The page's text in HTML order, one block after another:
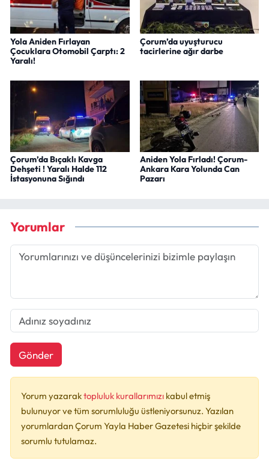
Yola Aniden Fırlayan
Çocuklara Otomobil Çarptı: 2
Yaralı!
Çorum’da uyuşturucu
tacirlerine ağır darbe
Çorum’da Bıçaklı Kavga
Dehşeti ! Yaralı Halde 112
İstasyonuna Sığındı
Aniden Yola Fırladı! Çorum-
Ankara Kara Yolunda Can
Pazarı
Yorumlar
Gönder
Yorum yazaraktopluluk kurallarımızı kabul etmiş
bulunuyor ve tüm sorumluluğu üstleniyorsunuz. Yazılan
yorumlardan Çorum Yayla Haber Gazetesi hiçbir şekilde
sorumlu tutulamaz.